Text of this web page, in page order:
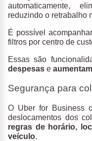
automaticamente,
reduzindo o retrabalho
É possível
filtros por centro de
Essas são
despesas e
Segurança para
O Uber for Business
deslocamentos dos
regras de horário,
veículo.